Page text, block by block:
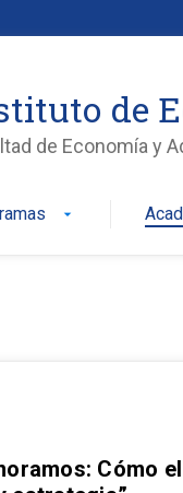
de
de Economía y
arrow_drop_down
Cómo